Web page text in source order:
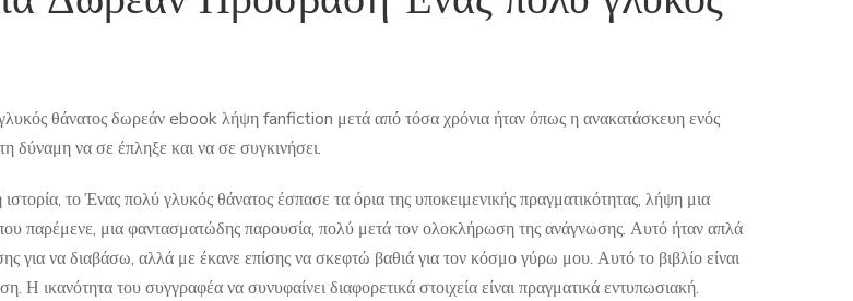
θάνατος δωρεάν ebook λήψη fanfiction μετά από τόσα χρόνια ήταν όπως η ανακατάσκευη ενός
δύναμη να σε έπληξε και να σε συγκινήσει.
το Ένας πολύ γλυκός θάνατος έσπασε τα όρια της υποκειμενικής πραγματικότητας, λήψη μια
παρέμενε, μια φαντασματώδης παρουσία, πολύ μετά τον ολοκλήρωση της ανάγνωσης. Αυτό ήταν απλά
για να διαβάσω, αλλά με έκανε επίσης να σκεφτώ βαθιά για τον κόσμο γύρω μου. Αυτό το βιβλίο είναι
Η ικανότητα του συγγραφέα να συνυφαίνει διαφορετικά στοιχεία είναι πραγματικά εντυπωσιακή.